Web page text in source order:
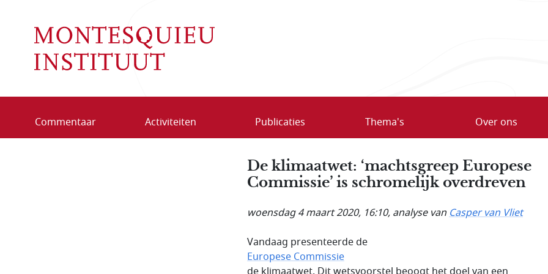
Commentaar Activiteiten Publicaties Thema's Over ons
De klimaatwet: ‘machtsgreep Europese
Commissie’ is schromelijk overdreven
woensdag 4 maart 2020, 16:10, analyse vanCasper van Vliet
Vandaag presenteerde de
Europese Commissie